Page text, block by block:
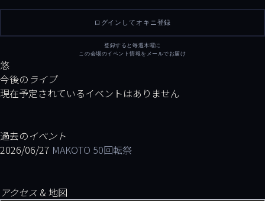
ログインしてオキニ登録
登録すると毎週木曜に
この会場のイベント情報をメールでお届け
悠
今後の ライブ
現在予定されているイベントはありません
過去のイベント
2026/06/27 MAKOTO 50回転祭
アクセス & 地図